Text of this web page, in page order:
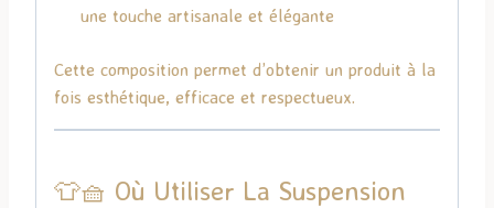
une touche artisanale et élégante
Cette composition permet d’obtenir un produit à la
fois esthétique, efficace et respectueux.
👕🧺 Où Utiliser La Suspension